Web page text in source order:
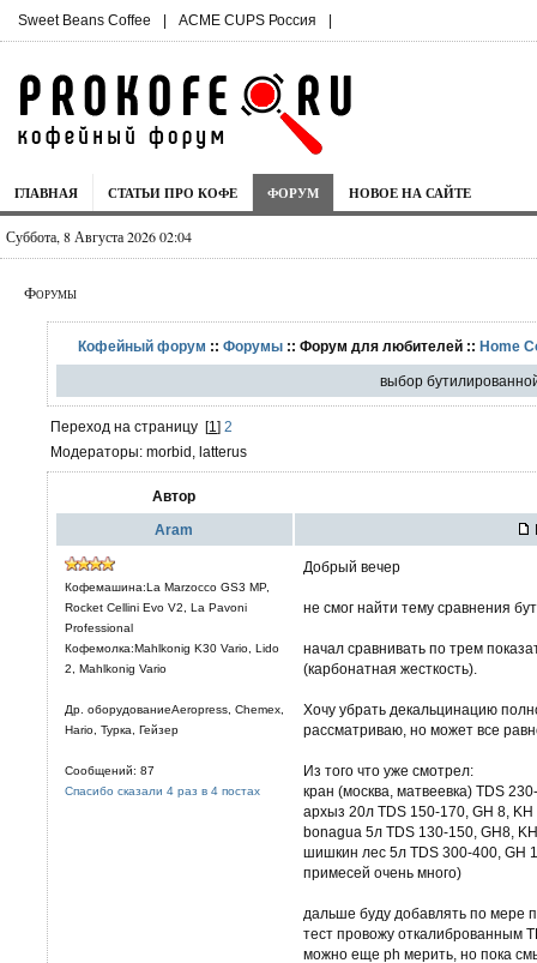
Sweet Beans Coffee | ACME CUPS Россия |
ГЛАВНАЯ СТАТЬИ ПРО КОФЕ ФОРУМ НОВОЕ НА САЙТЕ
Суббота, 8 Августа 2026 02:04
Форумы
Кофейный форум ::Форумы :: Форум для любителей ::Home
выбор
Переход на страницу [1 ] 2
Модераторы: morbid, latterus
Автор
Aram
Кофемашина:La Marzocco GS3 MP,
Rocket Cellini Evo V2, La Pavoni
Professional
Кофемолка:Mahlkonig K30 Vario, Lido
2, Mahlkonig Vario
Др. оборудованиеAeropress, Chemex,
Hario, Турка, Гейзер
Сообщений: 87
Спасибо сказали 4 раз в 4 постах
Добрый вечер
не смог найти тему сравнения
начал сравнивать по трем
(карбонатная жесткость).
Хочу убрать декальцинацию
рассматриваю, но может все
Из того что уже смотрел:
кран (москва, матвеевка) TDS
архыз 20л TDS 150-170, GH 8,
bonagua 5л TDS 130-150, GH8,
шишкин лес 5л TDS 300-400, GH
примесей очень много)
дальше буду добавлять по мере
тест провожу откалиброванным
можно еще ph мерить, но пока